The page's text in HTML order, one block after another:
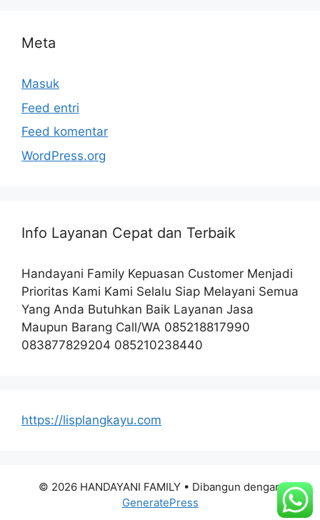
Meta
Masuk
Feed entri
Feed komentar
WordPress.org
Info Layanan Cepat dan Terbaik
Handayani Family Kepuasan Customer Menjadi
Prioritas Kami Kami Selalu Siap Melayani Semua
Yang Anda Butuhkan Baik Layanan Jasa
Maupun Barang Call/WA 085218817990
083877829204 085210238440
https://lisplangkayu.com
© 2026 HANDAYANI FAMILY • Dibangun dengan
GeneratePress